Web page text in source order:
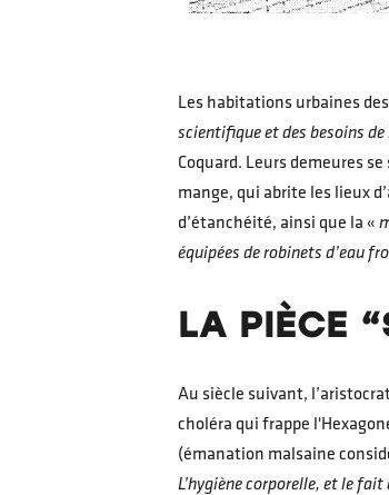
Les habitations urbaines
scientifique et des besoins
Coquard. Leurs demeures
mange, qui abrite les lieux
d’étanchéité, ainsi que la «
équipées de robinets d’eau
LA PIÈCE
Au siècle suivant,
choléra qui frappe
(émanation malsaine
L’hygiène corporelle, et le